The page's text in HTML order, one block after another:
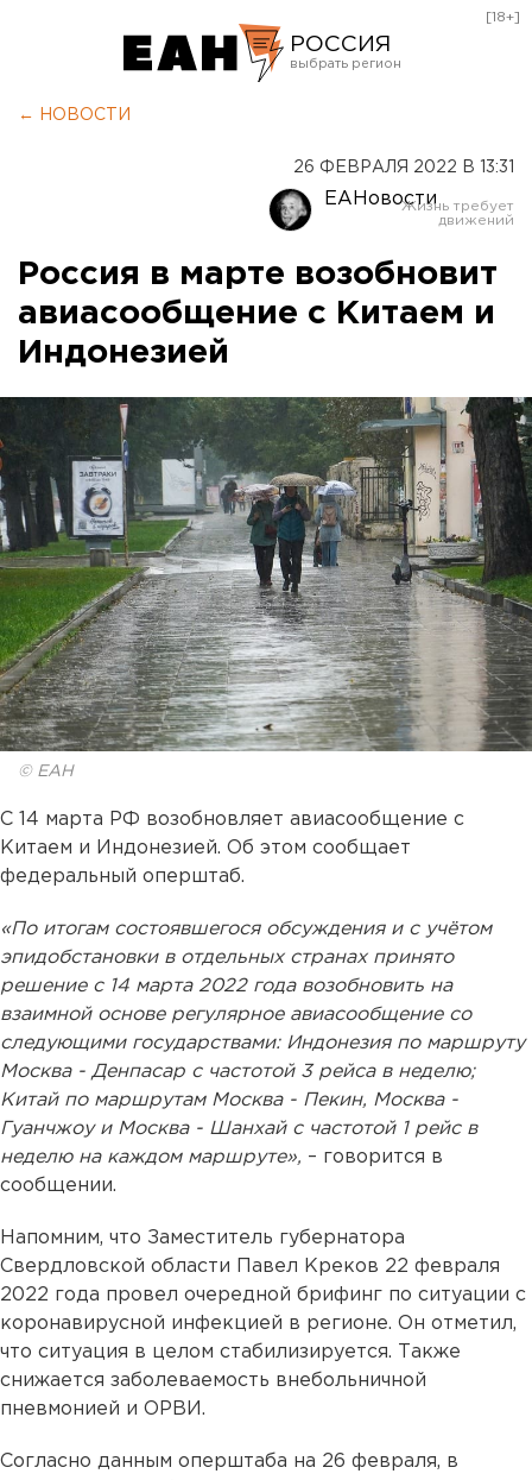
РОССИЯ
Оренбург
[18+]
← НОВОСТИ
26 ФЕВРАЛЯ 2022 В 13:31
ЕАНовости
Россия в марте возобновит
авиасообщение с Китаем и
Индонезией
© ЕАН
С 14 марта РФ возобновляет авиасообщение с
Китаем и Индонезией. Об этом сообщает
федеральный оперштаб.
«По итогам состоявшегося обсуждения и с учётом
эпидобстановки в отдельных странах принято
решение с 14 марта 2022 года возобновить на
взаимной основе регулярное авиасообщение со
следующими государствами: Индонезия по маршруту
Москва - Денпасар с частотой 3 рейса в неделю;
Китай по маршрутам Москва - Пекин, Москва -
Гуанчжоу и Москва - Шанхай с частотой 1 рейс в
неделю на каждом маршруте», – говорится в
сообщении.
Напомним, что Заместитель губернатора
Свердловской области Павел Креков 22 февраля
2022 года провел очередной брифинг по ситуации с
коронавирусной инфекцией в регионе. Он отметил,
что ситуация в целом стабилизируется. Также
снижается заболеваемость внебольничной
пневмонией и ОРВИ.
Согласно данным оперштаба на 26 февраля, в